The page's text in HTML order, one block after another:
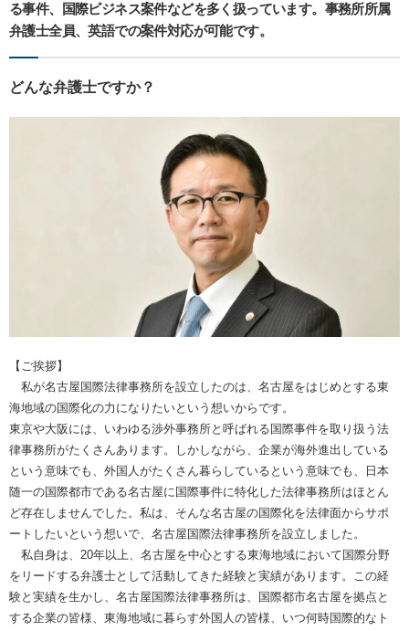
る事件、国際ビジネス案件などを多く扱っています。事務所所属
弁護士全員、英語での案件対応が可能です。
どんな弁護士ですか？
【ご挨拶】
私が名古屋国際法律事務所を設立したのは、名古屋をはじめとする東
海地域の国際化の力になりたいという想いからです。
東京や大阪には、いわゆる渉外事務所と呼ばれる国際事件を取り扱う法
律事務所がたくさんあります。しかしながら、企業が海外進出している
という意味でも、外国人がたくさん暮らしているという意味でも、日本
随一の国際都市である名古屋に国際事件に特化した法律事務所はほとん
ど存在しませんでした。私は、そんな名古屋の国際化を法律面からサポ
ートしたいという想いで、名古屋国際法律事務所を設立しました。
私自身は、20年以上、名古屋を中心とする東海地域において国際分野
をリードする弁護士として活動してきた経験と実績があります。この経
験と実績を生かし、名古屋国際法律事務所は、国際都市名古屋を拠点と
する企業の皆様、東海地域に暮らす外国人の皆様、いつ何時国際的なト